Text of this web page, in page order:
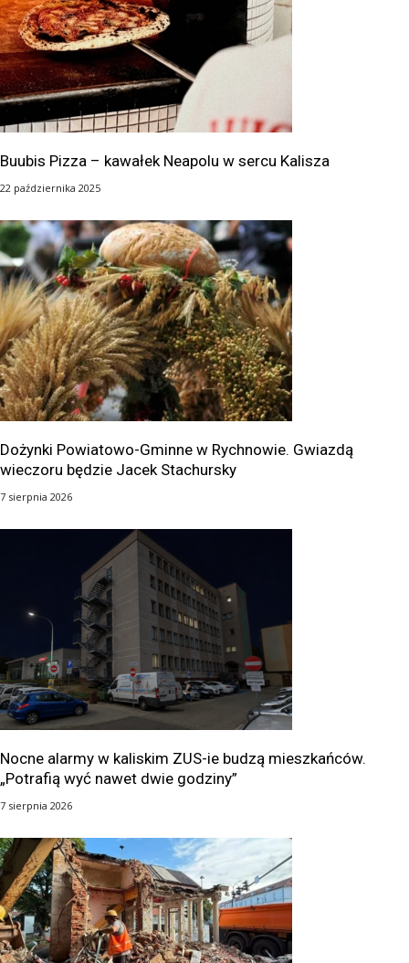
Buubis Pizza – kawałek Neapolu w sercu Kalisza
22 października 2025
Dożynki Powiatowo-Gminne w Rychnowie. Gwiazdą
wieczoru będzie Jacek Stachursky
7 sierpnia 2026
Nocne alarmy w kaliskim ZUS-ie budzą mieszkańców.
„Potrafią wyć nawet dwie godziny”
7 sierpnia 2026